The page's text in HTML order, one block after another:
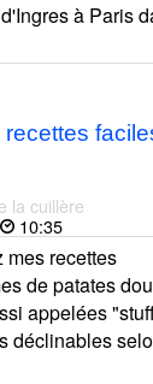
à Paris
la cuillère
10:35
mes recettes
de patates
appelées
déclinables